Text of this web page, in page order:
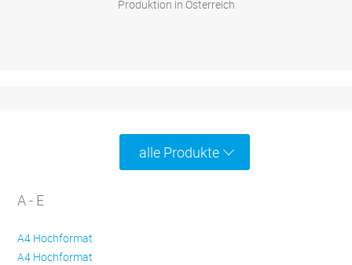
Produktion in Österreich
alle Produkte
A - E
A4 Hochformat
A4 Hochformat